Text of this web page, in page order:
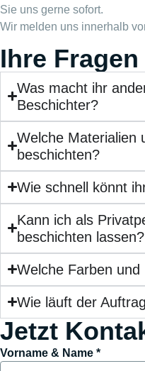
Sie uns gerne sofort.
Wir melden uns innerhalb
Ihre Fragen
Was macht ihr
Beschichter?
Welche Materialien
beschichten?
Wie schnell könnt
Kann ich als
beschichten lassen?
Welche Farben
Wie läuft der
Jetzt
&
Name
Vorname & Name *